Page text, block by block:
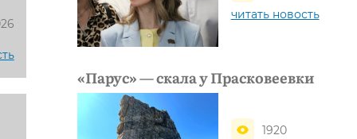
читать новость
«Парус» — скала у Прасковеевки
1920